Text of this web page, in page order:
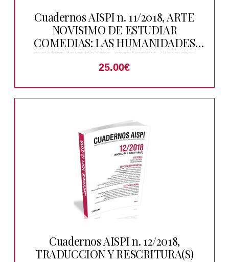
Cuadernos AISPI n. 11/2018, ARTE
NOVISIMO DE ESTUDIAR
COMEDIAS: LAS HUMANIDADES
DIGITALES Y EL TEATRO AUREO
25.00€
Cuadernos AISPI n. 12/2018,
TRADUCCION Y RESCRITURA(S)